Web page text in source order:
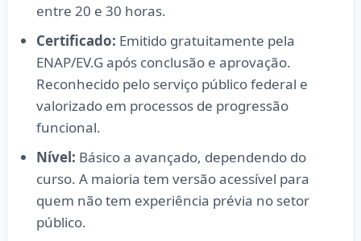
entre 20 e 30 horas.
Certificado: Emitido gratuitamente pela
ENAP/EV.G após conclusão e aprovação.
Reconhecido pelo serviço público federal e
valorizado em processos de progressão
funcional.
Nível: Básico a avançado, dependendo do
curso. A maioria tem versão acessível para
quem não tem experiência prévia no setor
público.